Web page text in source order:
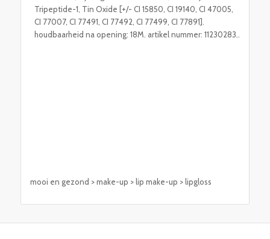
Tripeptide-1, Tin Oxide [+/- CI 15850, CI 19140, CI 47005,
CI 77007, CI 77491, CI 77492, CI 77499, CI 77891].
houdbaarheid na opening: 18M. artikel nummer: 11230283..
mooi en gezond > make-up > lip make-up > lipgloss